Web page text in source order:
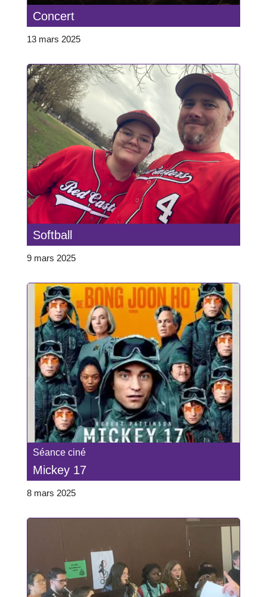
Concert
13 mars 2025
Softball
9 mars 2025
Séance ciné
Mickey 17
8 mars 2025